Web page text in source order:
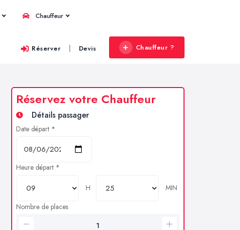
Chauffeur
Réserver | Devis Chauffeur ?
Réservez votre Chauffeur
Détails passager
Date départ *
Heure départ *
H
MIN
Nombre de places